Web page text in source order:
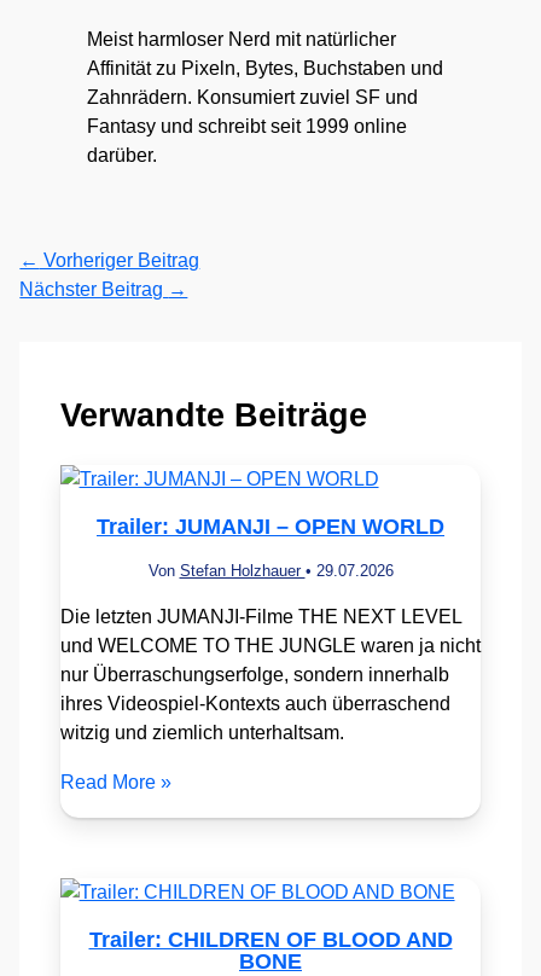
Meist harmloser Nerd mit natürlicher
Affinität zu Pixeln, Bytes, Buchstaben und
Zahnrädern. Konsumiert zuviel SF und
Fantasy und schreibt seit 1999 online
darüber.
← Vorheriger Beitrag
Nächster Beitrag →
Verwandte Beiträge
Trailer: JUMANJI – OPEN WORLD
Von Stefan Holzhauer • 29.07.2026
Die letzten JUMANJI-Filme THE NEXT LEVEL
und WELCOME TO THE JUNGLE waren ja nicht
nur Überraschungserfolge, sondern innerhalb
ihres Videospiel-Kontexts auch überraschend
witzig und ziemlich unterhaltsam.
Read More »
Trailer: CHILDREN OF BLOOD AND
BONE